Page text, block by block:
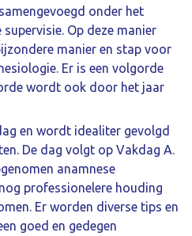
onder het
Op deze manier
manier en stap voor
Er is een volgorde
wordt ook door het jaar
en wordt idealiter gevolgd
De dag volgt op Vakdag A.
anamnese
professionelere houding
Er worden diverse tips en
goed en gedegen